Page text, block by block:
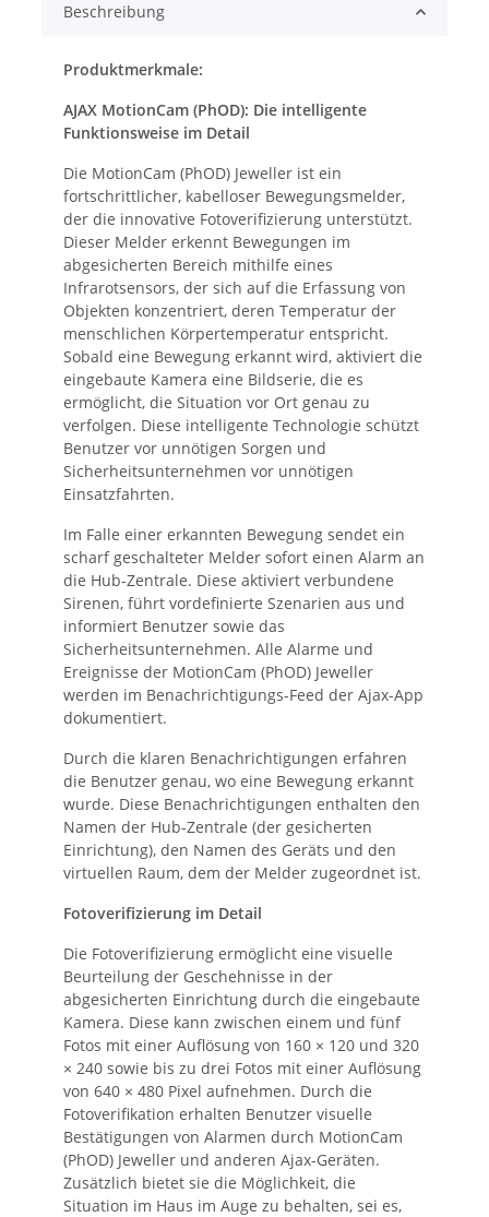
Beschreibung
Produktmerkmale:
AJAX MotionCam (PhOD): Die intelligente
Funktionsweise im Detail
Die MotionCam (PhOD) Jeweller ist ein
fortschrittlicher, kabelloser Bewegungsmelder,
der die innovative Fotoverifizierung unterstützt.
Dieser Melder erkennt Bewegungen im
abgesicherten Bereich mithilfe eines
Infrarotsensors, der sich auf die Erfassung von
Objekten konzentriert, deren Temperatur der
menschlichen Körpertemperatur entspricht.
Sobald eine Bewegung erkannt wird, aktiviert die
eingebaute Kamera eine Bildserie, die es
ermöglicht, die Situation vor Ort genau zu
verfolgen. Diese intelligente Technologie schützt
Benutzer vor unnötigen Sorgen und
Sicherheitsunternehmen vor unnötigen
Einsatzfahrten.
Im Falle einer erkannten Bewegung sendet ein
scharf geschalteter Melder sofort einen Alarm an
die Hub-Zentrale. Diese aktiviert verbundene
Sirenen, führt vordefinierte Szenarien aus und
informiert Benutzer sowie das
Sicherheitsunternehmen. Alle Alarme und
Ereignisse der MotionCam (PhOD) Jeweller
werden im Benachrichtigungs-Feed der Ajax-App
dokumentiert.
Durch die klaren Benachrichtigungen erfahren
die Benutzer genau, wo eine Bewegung erkannt
wurde. Diese Benachrichtigungen enthalten den
Namen der Hub-Zentrale (der gesicherten
Einrichtung), den Namen des Geräts und den
virtuellen Raum, dem der Melder zugeordnet ist.
Fotoverifizierung im Detail
Die Fotoverifizierung ermöglicht eine visuelle
Beurteilung der Geschehnisse in der
abgesicherten Einrichtung durch die eingebaute
Kamera. Diese kann zwischen einem und fünf
Fotos mit einer Auflösung von 160 × 120 und 320
× 240 sowie bis zu drei Fotos mit einer Auflösung
von 640 × 480 Pixel aufnehmen. Durch die
Fotoverifikation erhalten Benutzer visuelle
Bestätigungen von Alarmen durch MotionCam
(PhOD) Jeweller und anderen Ajax-Geräten.
Zusätzlich bietet sie die Möglichkeit, die
Situation im Haus im Auge zu behalten, sei es,